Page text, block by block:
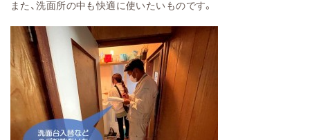
また、洗面所の中も快適に使いたいものです。